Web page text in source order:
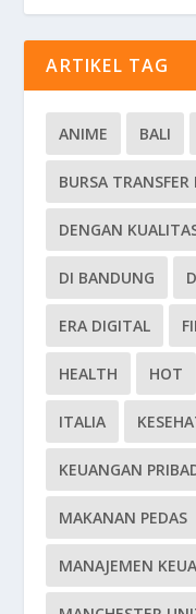
ARTIKEL TAG
ANIME BALI
BURSA TRANSFER
DENGAN
DI BANDUNG
ERA DIGITAL
HEALTH HOT
ITALIA
KEUANGAN
MAKANAN PEDAS
MANAJEMEN